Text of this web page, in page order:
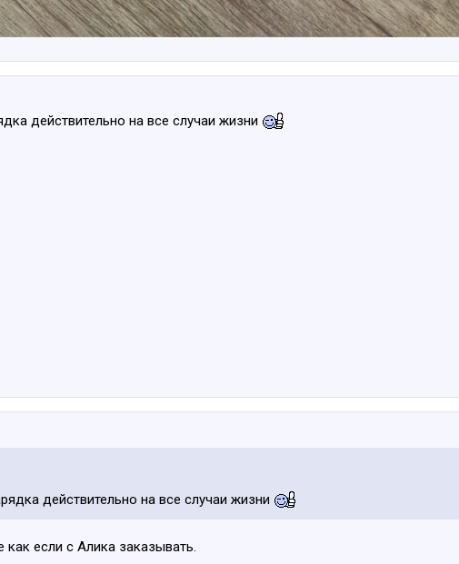
действительно на все случаи жизни
действительно на все случаи жизни
как если с Алика заказывать.